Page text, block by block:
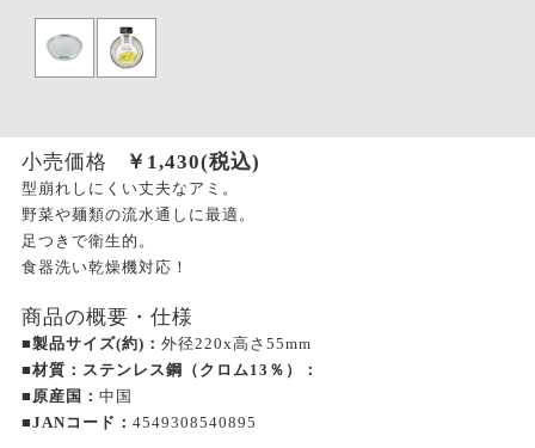
小売価格 ￥ 1,430(税込)
型崩れしにくい丈夫なアミ。
野菜や麺類の流水通しに最適。
足つきで衛生的。
食器洗い乾燥機対応！
商品の概要・仕様
■製品サイズ(約)： 外径220x高さ55mm
■材質：ステンレス鋼（クロム13％）：
■原産国： 中国
■JANコード： 4549308540895